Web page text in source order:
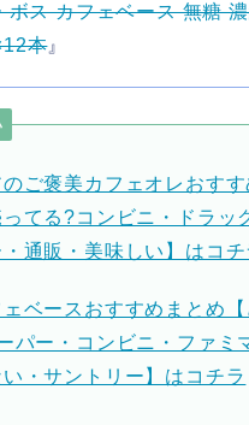
ボス カフェベース 無糖
本』
ご褒美カフェオレおすす
てる?コンビニ・ドラッ
通販・美味しい】はコチ
ベースおすすめまとめ
パー・コンビニ・ファミ
・サントリー】はコチラ